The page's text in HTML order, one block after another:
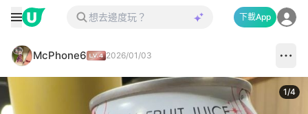
下載App
McPhone6 2026/01/03
1/4